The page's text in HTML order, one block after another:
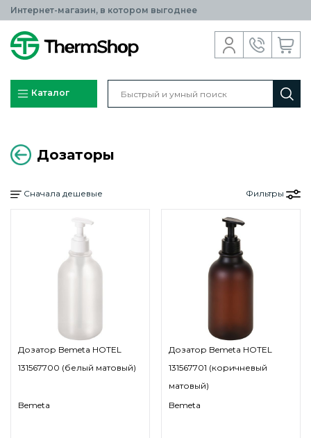
Интернет-магазин, в котором выгоднее
Каталог
Дозаторы
Сначала дешевые Фильтры
Дозатор Bemeta HOTEL
131567700 (белый матовый)
Bemeta
Дозатор Bemeta HOTEL
131567701 (коричневый
матовый)
Bemeta